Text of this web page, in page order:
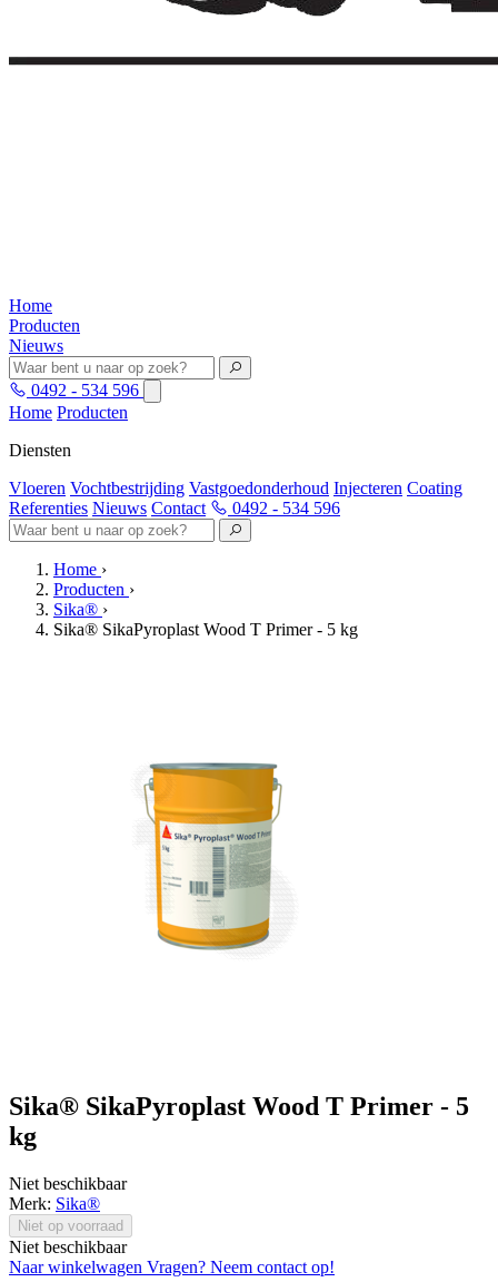
Home
Producten
Nieuws
0492 - 534 596
Home Producten
Diensten
Vloeren Vochtbestrijding Vastgoedonderhoud Injecteren Coating
Referenties Nieuws Contact 0492 - 534 596
Home ›
Producten ›
Sika® ›
Sika® SikaPyroplast Wood T Primer - 5 kg
Sika® SikaPyroplast Wood T Primer - 5
kg
Niet beschikbaar
Merk: Sika®
Niet op voorraad
Niet beschikbaar
Naar winkelwagen Vragen? Neem contact op!